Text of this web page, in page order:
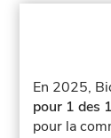
En 2025,
pour 1 des
pour la